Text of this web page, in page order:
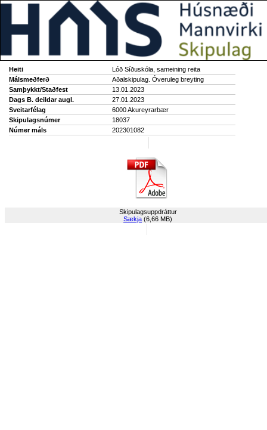
Heiti
Lóð Síðuskóla, sameining reita
Málsmeðferð
Aðalskipulag. Óveruleg breyting
Samþykkt/Staðfest
13.01.2023
Dags B. deildar augl.
27.01.2023
Sveitarfélag
6000 Akureyrarbær
Skipulagsnúmer
18037
Númer máls
202301082
Skipulagsuppdráttur
Sækja (6,66 MB)